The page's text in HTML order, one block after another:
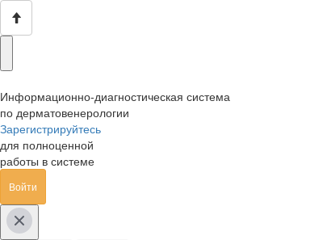
Информационно-диагностическая система
по дерматовенерологии
Зарегистрируйтесь
для полноценной
работы в системе
Войти